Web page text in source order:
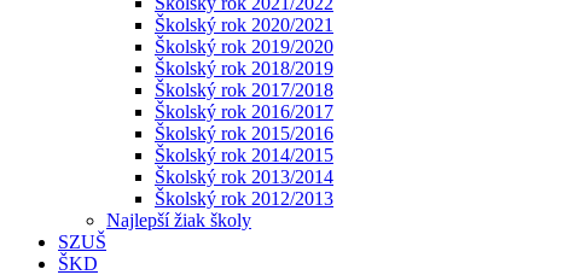
Školský rok 2020/2021
Školský rok 2019/2020
Školský rok 2018/2019
Školský rok 2017/2018
Školský rok 2016/2017
Školský rok 2015/2016
Školský rok 2014/2015
Školský rok 2013/2014
Školský rok 2012/2013
Najlepší žiak školy
SZUŠ
ŠKD